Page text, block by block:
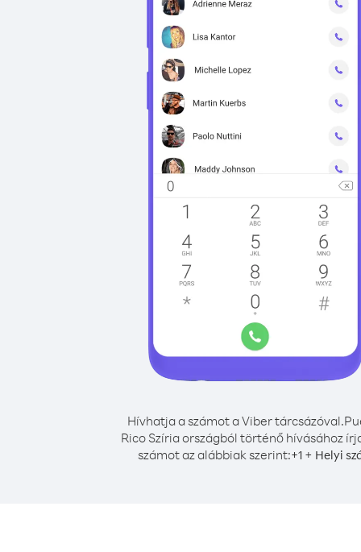
Hívhatja a számot a Viber tárcsázóval.
Rico Szíria országból történő hívásához
számot az alábbiak szerint:+1+ Helyi